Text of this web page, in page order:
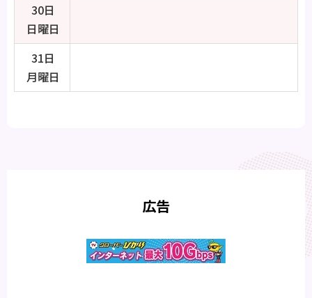
30日
日曜日
31日
月曜日
広告